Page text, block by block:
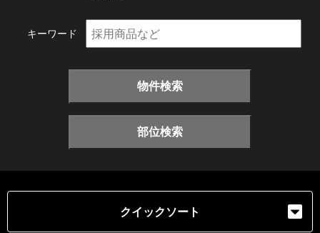
キーワード
物件検索
部位検索
クイックソート